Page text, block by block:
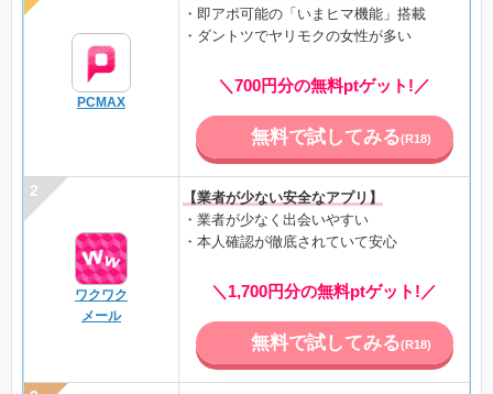
PCMAX
・即アポ可能の「いまヒマ機能」搭載
・ダントツでヤリモクの女性が多い
＼700円分の無料ptゲット!／
無料で試してみる(R18)
ワクワク
メール
【業者が少ない安全なアプリ】
・業者が少なく出会いやすい
・本人確認が徹底されていて安心
＼1,700円分の無料ptゲット!／
無料で試してみる(R18)